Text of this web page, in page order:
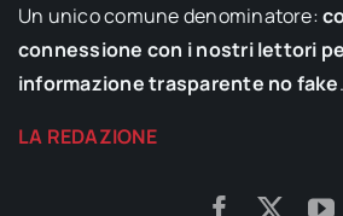
Un unico comune denominatore:
connessione con i nostri lettori
informazione trasparente no fake.
LA REDAZIONE